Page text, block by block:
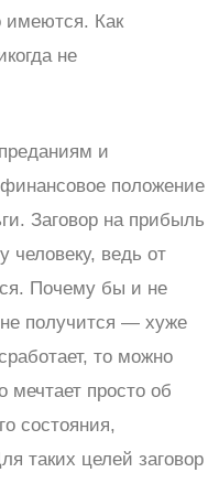
имеются. Как
не
и
положение
Заговор на прибыль
ведь от
Почему бы и не
получится — хуже
то можно
мечтает просто об
состояния,
таких целей заговор